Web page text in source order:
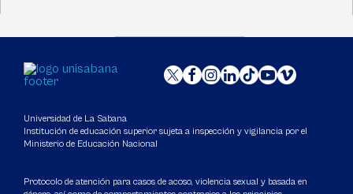
Universidad de La Sabana
Institución de educación superior sujeta a inspección y vigilancia por el
Ministerio de Educación Nacional
Protocolo de atención para casos de acoso, violencia sexual y basada en